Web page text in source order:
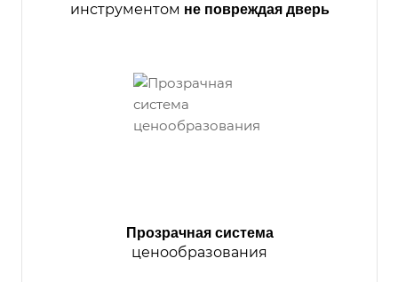
инструментом не повреждая дверь
Прозрачная система
ценообразования